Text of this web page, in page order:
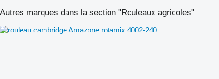
Autres marques dans la section "Rouleaux agricoles"